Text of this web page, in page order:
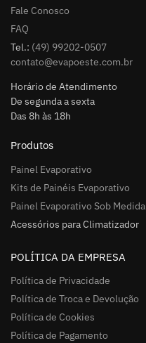
Fale Conosco
FAQ
Tel.: (49) 99202-0507
contato@evapoeste.com.br
Horário de Atendimento
De segunda a sexta
Das 8h às 18h
Produtos
Painel Evaporativo
Kits de Painéis Evaporativo
Painel Evaporativo Sob Medida
Acessórios para Climatizador
POLÍTICA DA EMPRESA
Política de Privacidade
Política de Troca e Devolução
Política de Cookies
Política de Pagamento